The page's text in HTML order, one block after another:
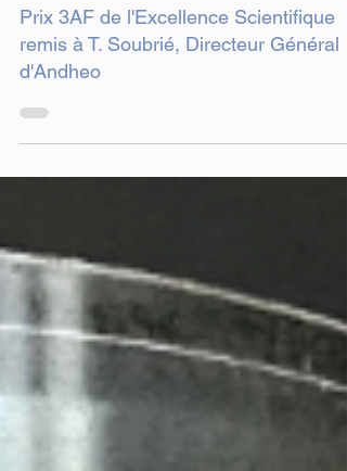
1 min de lecture
Prix 3AF de l'Excellence Scientifique
d'Andheo